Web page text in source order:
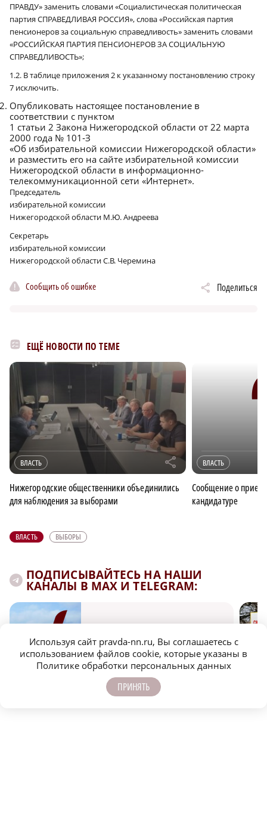
ПРАВДУ» заменить словами «Социалистическая политическая
партия СПРАВЕДЛИВАЯ РОССИЯ», слова «Российская партия
пенсионеров за социальную справедливость» заменить словами
«РОССИЙСКАЯ ПАРТИЯ ПЕНСИОНЕРОВ ЗА СОЦИАЛЬНУЮ
СПРАВЕДЛИВОСТЬ»;
1.2. В таблице приложения 2 к указанному постановлению строку
7 исключить.
Опубликовать настоящее постановление в
соответствии с пунктом
1 статьи 2 Закона Нижегородской области от 22 марта
2000 года № 101‑З
«Об избирательной комиссии Нижегородской области»
и разместить его на сайте избирательной комиссии
Нижегородской области в информационно-
телекоммуникационной сети «Интернет».
Председатель
избирательной комиссии
Нижегородской области М.Ю. Андреева
Секретарь
избирательной комиссии
Нижегородской области С.В. Черемина
Сообщить об ошибке Поделиться
ЕЩЁ НОВОСТИ ПО ТЕМЕ
ВЛАСТЬ r
Нижегородские общественники объединились
для наблюдения за выборами
ВЛАСТЬ
Сообщение о
кандидатуре
ВЛАСТЬ ВЫБОРЫ
ПОДПИСЫВАЙТЕСЬ НА НАШИ
КАНАЛЫ В MAX И TELEGRAM:
Быстро, честно, точно. И ничего лишнего
Используя сайт pravda-nn.ru, Вы соглашаетесь с
использованием файлов cookie, которые указаны в
Политике обработки персональных данных
ПРИНЯТЬ